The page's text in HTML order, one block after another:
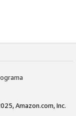
Amazon.com, Inc.